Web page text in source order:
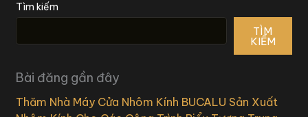
Tìm kiếm
TÌM
KIẾM
Bài đăng gần đây
Thăm Nhà Máy Cửa Nhôm Kính BUCALU Sản Xuất